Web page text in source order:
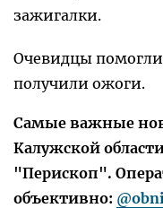
зажигалки.
Очевидцы
получили ожоги.
Самые важные
Калужской
"Перископ".
объективно: